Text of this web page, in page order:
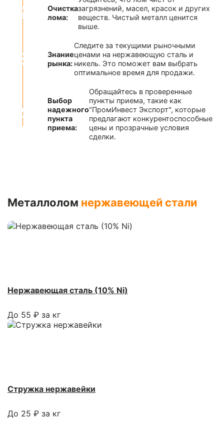
Очистка
лома:
загрязнений, масел, красок и других
веществ. Чистый металл ценится
выше.
Знание
рынка:
Следите за текущими рыночными
ценами на нержавеющую сталь и
никель. Это поможет вам выбрать
оптимальное время для продажи.
Выбор
надежного
пункта
приема:
Обращайтесь в проверенные
пункты приема, такие как
"ПромИнвест Экспорт", которые
предлагают конкурентоспособные
цены и прозрачные условия
сделки.
Металлолом нержавеющей стали
Нержавеющая сталь (10% Ni)
До 55 ₽ за кг
Стружка нержавейки
До 25 ₽ за кг